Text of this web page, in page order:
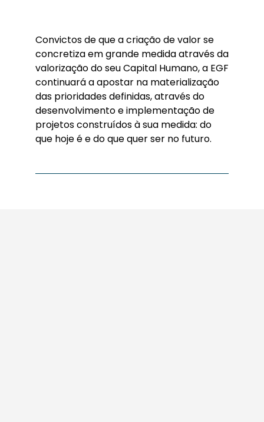
Convictos de que a criação de valor se
concretiza em grande medida através da
valorização do seu Capital Humano, a EGF
continuará a apostar na materialização
das prioridades definidas, através do
desenvolvimento e implementação de
projetos construídos à sua medida: do
que hoje é e do que quer ser no futuro.